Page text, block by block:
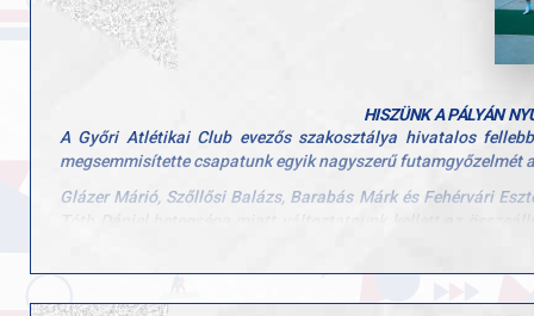
Hajrá GYAC, hajrá magyar csapat!
HISZÜNK A PÁLYÁN
A Győri Atlétikai Club evezős szakosztálya hivatalos
megsemmisítette csapatunk egyik nagyszerű futamgyőzelmét
Glázer Márió, Szőllősi Balázs, Barabás Márk és Fehérvári
Tóth Dániel betegsége miatt változtatnunk kellett az
A futam után benyújtott óvás miatt a versenybíróság
fellebbezésünket, hiszen meggyőződésünk, hogy a döntés és